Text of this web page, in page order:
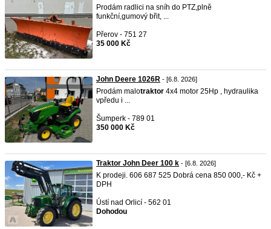
Prodám radlici na sníh do PTZ,plně
funkční,gumový břit, ...
Přerov - 751 27
35 000 Kč
John Deere 1026R - [6.8. 2026]
Prodám malotraktor 4x4 motor 25Hp , hydraulika
vpředu i ...
Šumperk - 789 01
350 000 Kč
Traktor John Deer 100 k - [6.8. 2026]
K prodeji. 606 687 525 Dobrá cena 850 000,- Kč +
DPH
Ústí nad Orlicí - 562 01
Dohodou